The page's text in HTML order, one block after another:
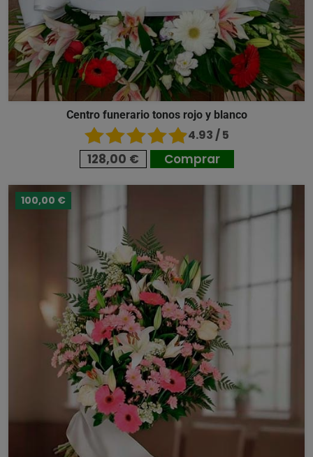
Centro funerario tonos rojo y blanco
4.93 / 5
128,00 € Comprar
100,00 €